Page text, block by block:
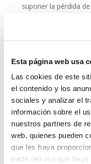
Esta página web usa
Las cookies de este
el contenido y los
sociales y analizar el
información sobre el
nuestros partners de
web, quienes pueden
que les haya
partir del uso que
suponer la pérdida
puede ser una
cibernética.
ESET NOD 32
entornos
administración
este modo, puedes
dispositivos de tu
libres de amenazas.
Grupo-System,